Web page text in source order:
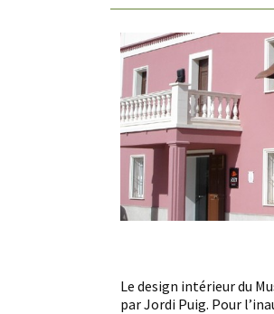
Le design intérieur du
par Jordi Puig. Pour